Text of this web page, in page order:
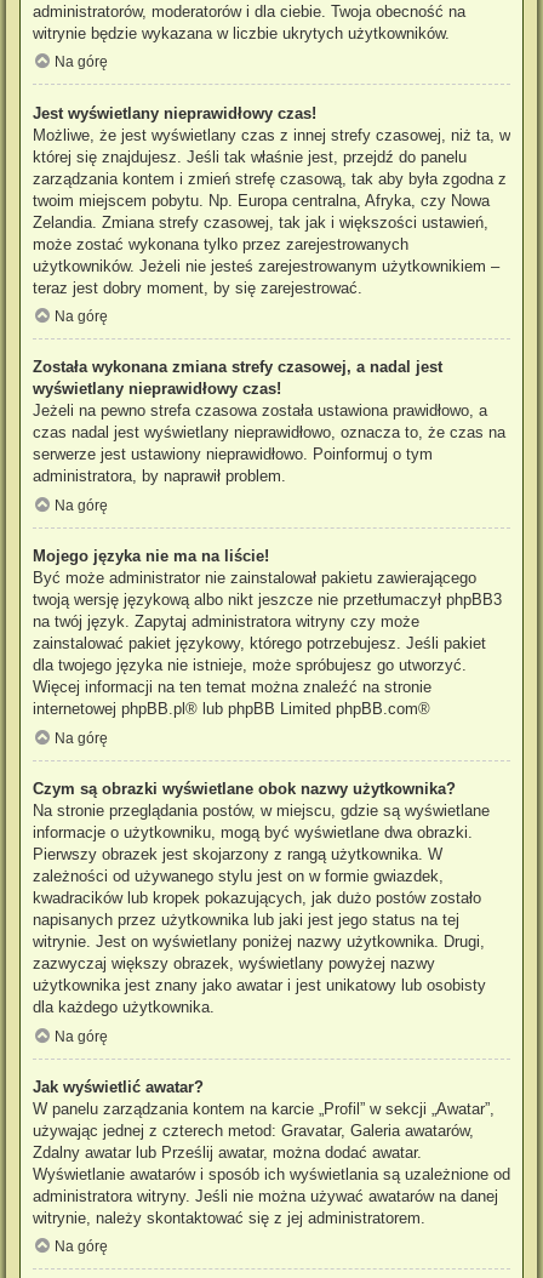
administratorów, moderatorów i dla ciebie. Twoja obecność na
witrynie będzie wykazana w liczbie ukrytych użytkowników.
Na górę
Jest wyświetlany nieprawidłowy czas!
Możliwe, że jest wyświetlany czas z innej strefy czasowej, niż ta, w
której się znajdujesz. Jeśli tak właśnie jest, przejdź do panelu
zarządzania kontem i zmień strefę czasową, tak aby była zgodna z
twoim miejscem pobytu. Np. Europa centralna, Afryka, czy Nowa
Zelandia. Zmiana strefy czasowej, tak jak i większości ustawień,
może zostać wykonana tylko przez zarejestrowanych
użytkowników. Jeżeli nie jesteś zarejestrowanym użytkownikiem –
teraz jest dobry moment, by się zarejestrować.
Na górę
Została wykonana zmiana strefy czasowej, a nadal jest
wyświetlany nieprawidłowy czas!
Jeżeli na pewno strefa czasowa została ustawiona prawidłowo, a
czas nadal jest wyświetlany nieprawidłowo, oznacza to, że czas na
serwerze jest ustawiony nieprawidłowo. Poinformuj o tym
administratora, by naprawił problem.
Na górę
Mojego języka nie ma na liście!
Być może administrator nie zainstalował pakietu zawierającego
twoją wersję językową albo nikt jeszcze nie przetłumaczył phpBB3
na twój język. Zapytaj administratora witryny czy może
zainstalować pakiet językowy, którego potrzebujesz. Jeśli pakiet
dla twojego języka nie istnieje, może spróbujesz go utworzyć.
Więcej informacji na ten temat można znaleźć na stronie
internetowej phpBB.pl ® lub phpBB Limited phpBB.com®
Na górę
Czym są obrazki wyświetlane obok nazwy użytkownika?
Na stronie przeglądania postów, w miejscu, gdzie są wyświetlane
informacje o użytkowniku, mogą być wyświetlane dwa obrazki.
Pierwszy obrazek jest skojarzony z rangą użytkownika. W
zależności od używanego stylu jest on w formie gwiazdek,
kwadracików lub kropek pokazujących, jak dużo postów zostało
napisanych przez użytkownika lub jaki jest jego status na tej
witrynie. Jest on wyświetlany poniżej nazwy użytkownika. Drugi,
zazwyczaj większy obrazek, wyświetlany powyżej nazwy
użytkownika jest znany jako awatar i jest unikatowy lub osobisty
dla każdego użytkownika.
Na górę
Jak wyświetlić awatar?
W panelu zarządzania kontem na karcie „Profil” w sekcji „Awatar”,
używając jednej z czterech metod: Gravatar, Galeria awatarów,
Zdalny awatar lub Prześlij awatar, można dodać awatar.
Wyświetlanie awatarów i sposób ich wyświetlania są uzależnione od
administratora witryny. Jeśli nie można używać awatarów na danej
witrynie, należy skontaktować się z jej administratorem.
Na górę